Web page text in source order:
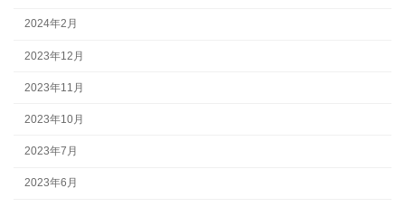
2024年2月
2023年12月
2023年11月
2023年10月
2023年7月
2023年6月